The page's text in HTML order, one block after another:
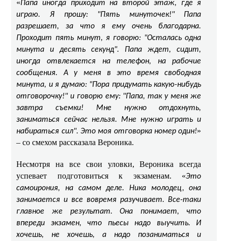
«Папа иногда приходит на второй этаж, где я
играю. Я прошу: "Пять минуточек!" Папа
разрешает, за что я ему очень благодарна.
Проходит пять минут, я говорю: "Осталась одна
минута и десять секунд". Папа ждет, сидит,
иногда отвлекается на телефон, на рабочие
сообщения. А у меня в это время свободная
минута, и я думаю: "Пора придумать какую-нибудь
отговорочку!" и говорю ему: "Папа, так у меня же
завтра съемки! Мне нужно отдохнуть,
заниматься сейчас нельзя. Мне нужно играть и
набираться сил". Это моя отговорка номер один!»
– со смехом рассказала Вероника.
Несмотря на все свои уловки, Вероника всегда
успевает подготовиться к экзаменам. «Это
самоирония, на самом деле. Ника молодец, она
занимается и все вовремя разучивает. Все-таки
главное же результат. Она понимает, что
впереди экзамен, что пьесы надо выучить. И
хочешь, не хочешь, а надо позаниматься и